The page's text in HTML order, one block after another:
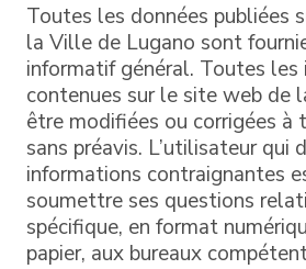
Toutes les données publiées
la Ville de Lugano sont
informatif général. Toutes les
contenues sur le site web de
être modifiées ou corrigées
sans préavis. L’utilisateur qui
informations contraignantes
soumettre ses questions
spécifique, en format
papier, aux bureaux